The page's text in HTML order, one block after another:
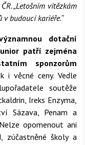
„Letošním vítězkám
budoucí kariéře.“
dotační
patří zejména
sponzorům
i věcné ceny. Vedle
soutěže
Ireks Enzyma,
Sázava, Penam a
opomenout ani
zúčastněné školy a